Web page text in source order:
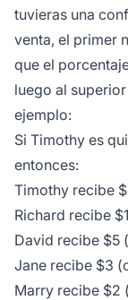
tuvieras una
venta, el primer
que el
luego al
ejemplo:
Si Timothy es
entonces:
Timothy recibe
Richard recibe
David recibe $5
Jane recibe $3
Marry recibe $2